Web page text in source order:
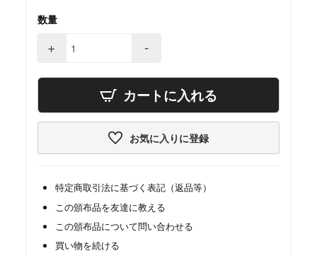
数量
+ -
カートに入れる
お気に入りに登録
特定商取引法に基づく表記（返品等）
この頒布品を友達に教える
この頒布品について問い合わせる
買い物を続ける